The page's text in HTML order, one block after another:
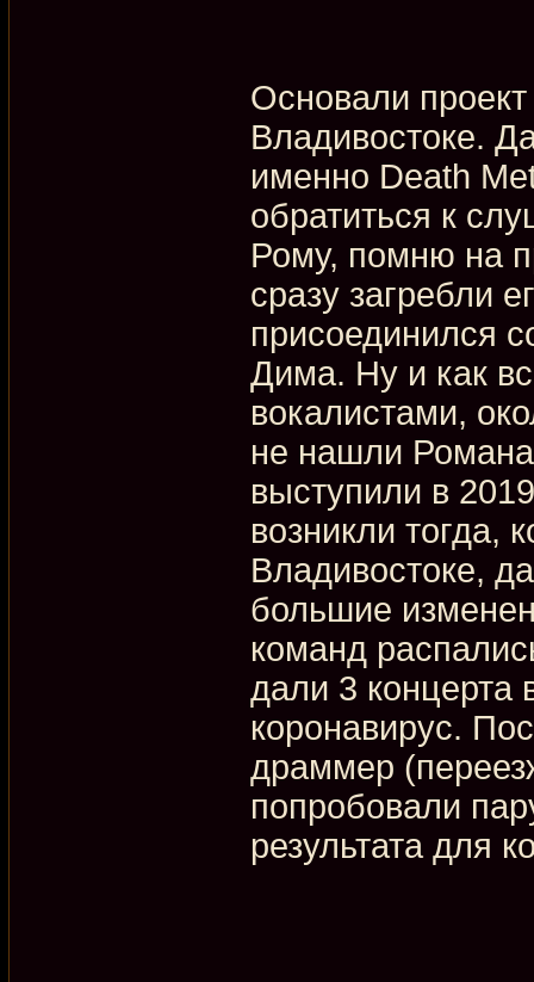
Основали
Владивостоке.
именно Death
обратиться к
Рому, помню на
сразу загребли
присоединился
Дима. Ну и как
вокалистами,
не нашли
выступили в
возникли тогда,
Владивостоке,
большие
команд
дали 3 концерта
коронавирус.
драммер
попробовали
результата для